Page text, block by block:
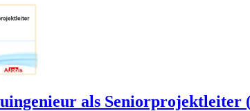
als Seniorprojektleiter